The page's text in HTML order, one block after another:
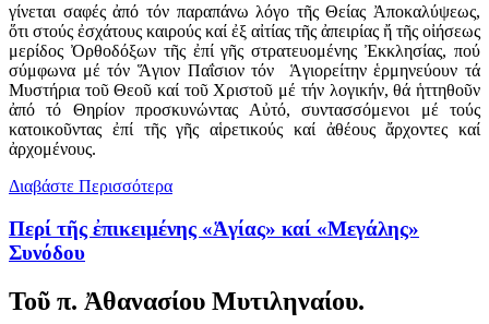
γίνεται σαφές ἀπό τόν παραπάνω λόγο τῆς Θείας Ἀποκαλύψεως,
ὅτι στούς ἐσχάτους καιρούς καί ἐξ αἰτίας τῆς ἀπειρίας ἤ τῆς οἰήσεως
μερίδος Ὀρθοδόξων τῆς ἐπί γῆς στρατευομένης Ἐκκλησίας, πού
σύμφωνα μέ τόν Ἅγιον Παΐσιον τόν Ἁγιορείτην ἑρμηνεύουν τά
Μυστήρια τοῦ Θεοῦ καί τοῦ Χριστοῦ μέ τήν λογικήν, θά ἡττηθοῦν
ἀπό τό Θηρίον προσκυνώντας Αὐτό, συντασσόμενοι μέ τούς
κατοικοῦντας ἐπί τῆς γῆς αἱρετικούς καί ἀθέους ἄρχοντες καί
ἀρχομένους.
Διαβάστε Περισσότερα
Περί τῆς ἐπικειμένης «Ἁγίας» καί «Μεγάλης»
Συνόδου
Τοῦ π. Ἀθανασίου Μυτιληναίου.